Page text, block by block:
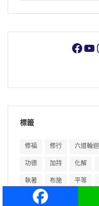
標籤
修福 修行 六道輪迴
功德 加持 化解
執著 布施 平等
慈悲